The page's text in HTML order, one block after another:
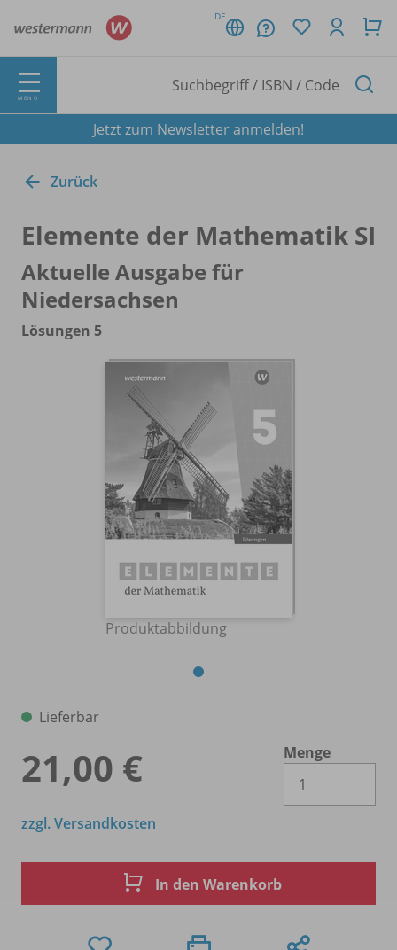
DE
MENÜ
Jetzt zum Newsletter anmelden!
Zurück
Elemente der Mathematik SI
Aktuelle Ausgabe für
Niedersachsen
Lösungen 5
Produktabbildung
Lieferbar
21,00 €
Menge
zzgl. Versandkosten
In den Warenkorb